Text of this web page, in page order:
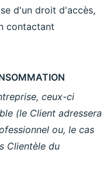
d'un droit d'accès,
contactant
ceux-ci
(le Client adressera
ou, le cas
Clientèle du